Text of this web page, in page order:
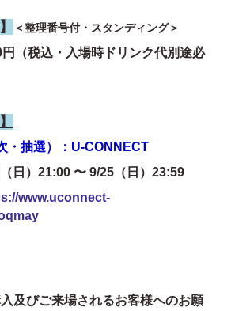
＜整理番号付・スタンディング＞
（税込・入場時ドリンク代別途必
・抽選）：U-CONNECT
日）21:00 〜 9/25（日）23:59
www.uconnect-
入及びご来場されるお客様へのお願